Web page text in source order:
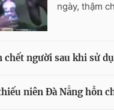
ngày, thậm
chết người sau khi sử
niên Đà Nẵng hỗn